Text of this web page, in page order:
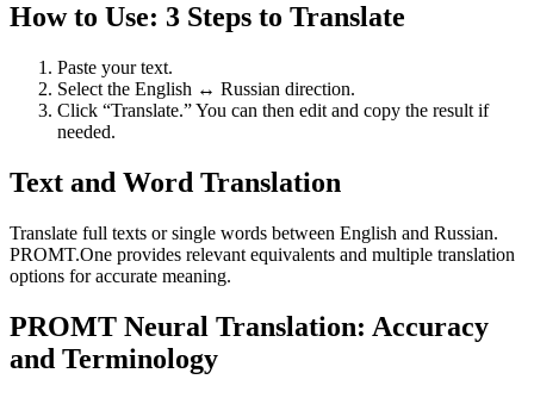
How to Use: 3 Steps to Translate
Paste your text.
Select the English ↔ Russian direction.
Click “Translate.” You can then edit and copy the result if
needed.
Text and Word Translation
Translate full texts or single words between English and Russian.
PROMT.One provides relevant equivalents and multiple translation
options for accurate meaning.
PROMT Neural Translation: Accuracy
and Terminology